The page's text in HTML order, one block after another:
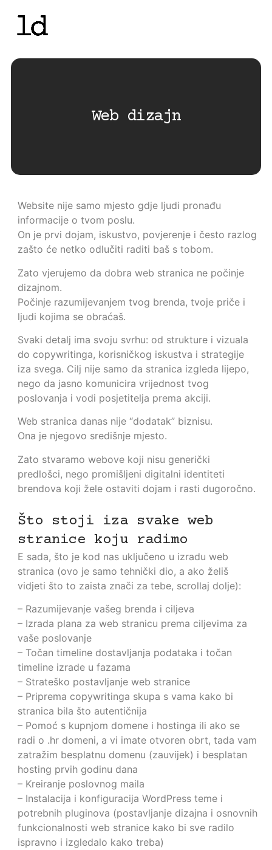
Web dizajn
Website nije samo mjesto gdje ljudi pronađu
informacije o tvom poslu.
On je prvi dojam, iskustvo, povjerenje i često razlog
zašto će netko odlučiti raditi baš s tobom.
Zato vjerujemo da dobra web stranica ne počinje
dizajnom.
Počinje razumijevanjem tvog brenda, tvoje priče i
ljudi kojima se obraćaš.
Svaki detalj ima svoju svrhu: od strukture i vizuala
do copywritinga, korisničkog iskustva i strategije
iza svega. Cilj nije samo da stranica izgleda lijepo,
nego da jasno komunicira vrijednost tvog
poslovanja i vodi posjetitelja prema akciji.
Web stranica danas nije “dodatak” biznisu.
Ona je njegovo središnje mjesto.
Zato stvaramo webove koji nisu generički
predlošci, nego promišljeni digitalni identiteti
brendova koji žele ostaviti dojam i rasti dugoročno.
Što stoji iza svake web
stranice koju radimo
E sada, što je kod nas uključeno u izradu web
stranica (ovo je samo tehnički dio, a ako želiš
vidjeti što to zaista znači za tebe, scrollaj dolje):
– Razumijevanje vašeg brenda i ciljeva
– Izrada plana za web stranicu prema ciljevima za
vaše poslovanje
– Točan timeline dostavljanja podataka i točan
timeline izrade u fazama
– Strateško postavljanje web stranice
– Priprema copywritinga skupa s vama kako bi
stranica bila što autentičnija
– Pomoć s kupnjom domene i hostinga ili ako se
radi o .hr domeni, a vi imate otvoren obrt, tada vam
zatražim besplatnu domenu (zauvijek) i besplatan
hosting prvih godinu dana
– Kreiranje poslovnog maila
– Instalacija i konfiguracija WordPress teme i
potrebnih pluginova (postavljanje dizajna i osnovnih
funkcionalnosti web stranice kako bi sve radilo
ispravno i izgledalo kako treba)